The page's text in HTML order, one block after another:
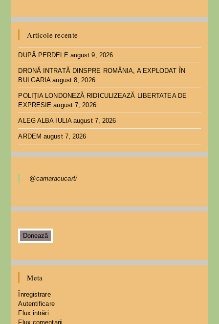
Articole recente
DUPĂ PERDELE august 9, 2026
DRONĂ INTRATĂ DINSPRE ROMÂNIA, A EXPLODAT ÎN
BULGARIA august 8, 2026
POLIȚIA LONDONEZĂ RIDICULIZEAZĂ LIBERTATEA DE
EXPRESIE august 7, 2026
ALEG ALBA IULIA august 7, 2026
ARDEM august 7, 2026
@camaracucarti
Donează
Meta
Înregistrare
Autentificare
Flux intrări
Flux comentarii